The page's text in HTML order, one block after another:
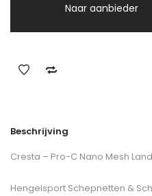
Naar aanbieder
Beschrijving
Cresta – Pro-C Nano Mesh
Hengelsport Schepnetten &